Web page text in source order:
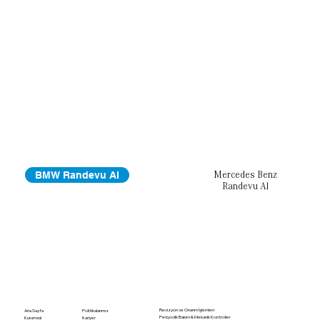
BMW Randevu Al
Mercedes Benz
Randevu Al
Ana Sayfa
Kurumsal
Politikalarımız
Kariyer
Revizyon ve Onarım İşlemleri
Periyodik Bakım & Mekanik Kontroller